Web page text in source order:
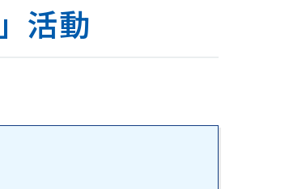
活動